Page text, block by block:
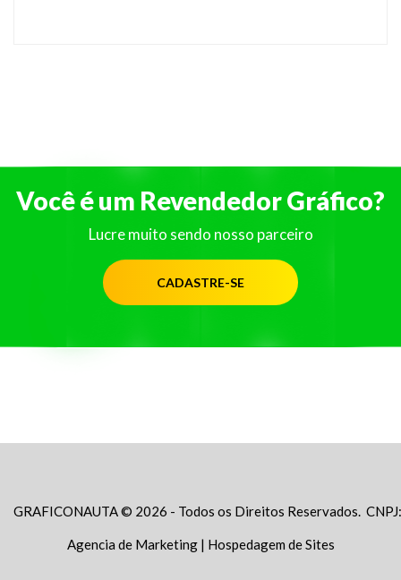
Você é um Revendedor Gráfico?
Lucre muito sendo nosso parceiro
CADASTRE-SE
GRAFICONAUTA © 2026 - Todos os Direitos Reservados.
Agencia de Marketing| Hospedagem de Sites